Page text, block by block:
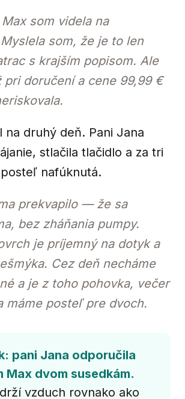
som videla na
som, že je to len
s krajším popisom. Ale
pri doručení a cene 99,99 €
na druhý deň. Pani Jana
stlačila tlačidlo a za tri
nafúknutá.
prekvapilo — že sa
bez zháňania pumpy.
je príjemný na dotyk a
Cez deň necháme
a je z toho pohovka, večer
máme posteľ pre dvoch.
pani Jana odporučila
Max dvom susedkám.
vzduch rovnako ako